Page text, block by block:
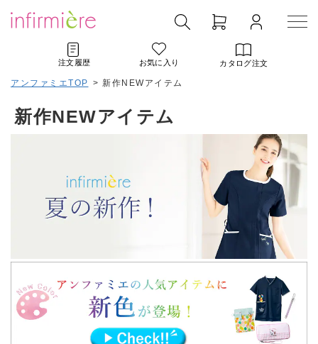
注文履歴 お気に入り カタログ注文
アンファミエTOP > 新作NEWアイテム
新作NEWアイテム